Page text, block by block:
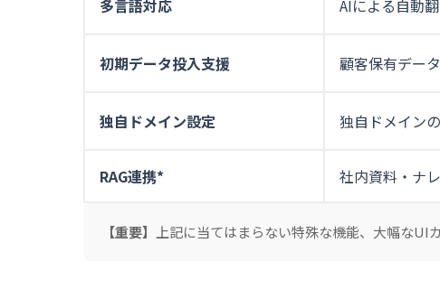
多言語対応 AIによる自動
初期データ投入支援 顧客保有デー
独自ドメイン設定 独自ドメイン
RAG連携* 社内資料・ナ
【重要】 上記に当てはまらない特殊な機能、大幅なUI